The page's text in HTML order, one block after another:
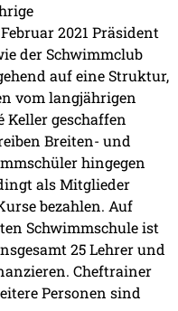
2021 Präsident
der Schwimmclub
auf eine Struktur,
vom langjährigen
Keller geschaffen
Breiten- und
hingegen
als Mitglieder
bezahlen. Auf
Schwimmschule ist
25 Lehrer und
Cheftrainer
Personen sind